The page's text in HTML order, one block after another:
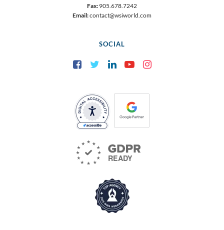
Fax: 905.678.7242
Email:contact@wsiworld.com
SOCIAL
FacebookTwitter LinkedInYouTube